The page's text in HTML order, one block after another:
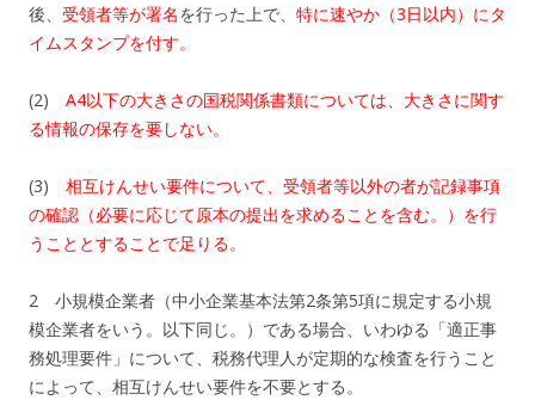
後、 受領者等が署名を行った上で、 特に速やか（3日以内）にタ
イムスタンプを付す。
(2) A4以下の大きさの国税関係書類については、大きさに関す
る情報の保存を要しない。
(3) 相互けんせい要件について、受領者等以外の者が記録事項
の確認（必要に応じて原本の提出を求めることを含む。）を行
うこととすることで足りる。
2 小規模企業者（中小企業基本法第2条第5項に規定する小規
模企業者をいう。以下同じ。）である場合、いわゆる「適正事
務処理要件」について、税務代理人が定期的な検査を行うこと
によって、相互けんせい要件を不要とする。